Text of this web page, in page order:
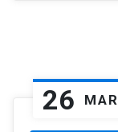
26 MAR